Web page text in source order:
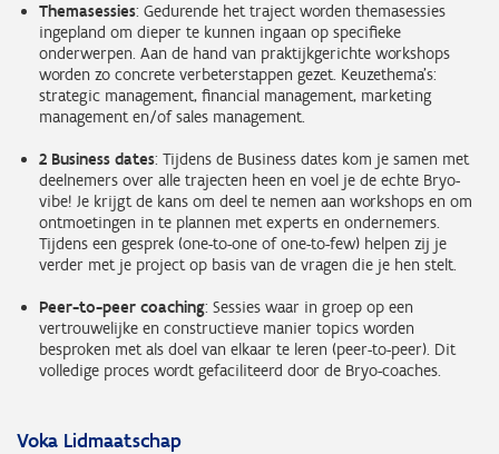
Themasessies: Gedurende het traject worden themasessies
ingepland om dieper te kunnen ingaan op specifieke
onderwerpen. Aan de hand van praktijkgerichte workshops
worden zo concrete verbeterstappen gezet. Keuzethema's:
strategic management, financial management, marketing
management en/of sales management.
2 Business dates: Tijdens de Business dates kom je samen met
deelnemers over alle trajecten heen en voel je de echte Bryo-
vibe! Je krijgt de kans om deel te nemen aan workshops en om
ontmoetingen in te plannen met experts en ondernemers.
Tijdens een gesprek (one-to-one of one-to-few) helpen zij je
verder met je project op basis van de vragen die je hen stelt.
Peer-to-peer coaching: Sessies waar in groep op een
vertrouwelijke en constructieve manier topics worden
besproken met als doel van elkaar te leren (peer-to-peer). Dit
volledige proces wordt gefaciliteerd door de Bryo-coaches.
Voka Lidmaatschap